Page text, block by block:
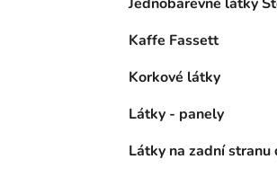
Kaffe Fassett
Korkové látky
Látky - panely
Látky na zadní stranu